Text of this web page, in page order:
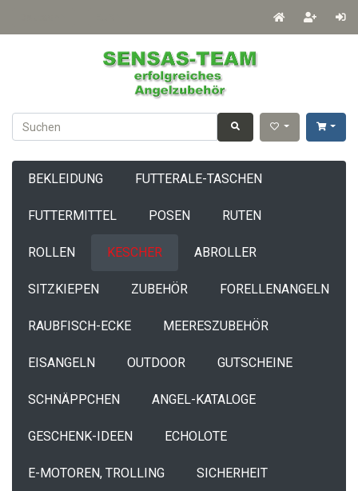
BEKLEIDUNG FUTTERALE-TASCHEN
FUTTERMITTEL POSEN RUTEN
ROLLEN KESCHER ABROLLER
SITZKIEPEN ZUBEHÖR FORELLENANGELN
RAUBFISCH-ECKE MEERESZUBEHÖR
EISANGELN OUTDOOR GUTSCHEINE
SCHNÄPPCHEN ANGEL-KATALOGE
GESCHENK-IDEEN ECHOLOTE
E-MOTOREN, TROLLING SICHERHEIT